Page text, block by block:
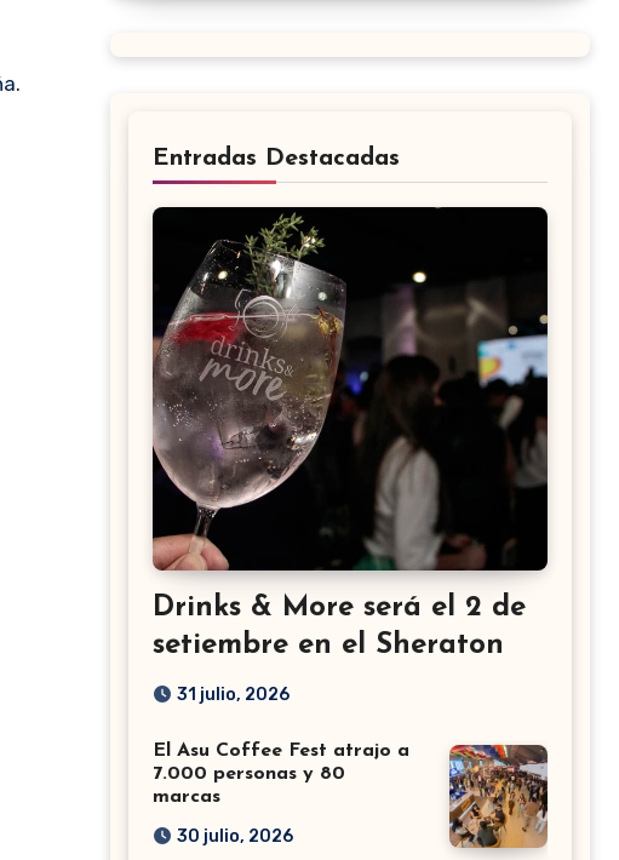
Entradas Destacadas
Drinks & More será el 2 de
setiembre en el Sheraton
31 julio, 2026
El Asu Coffee Fest atrajo a
7.000 personas y 80
marcas
30 julio, 2026